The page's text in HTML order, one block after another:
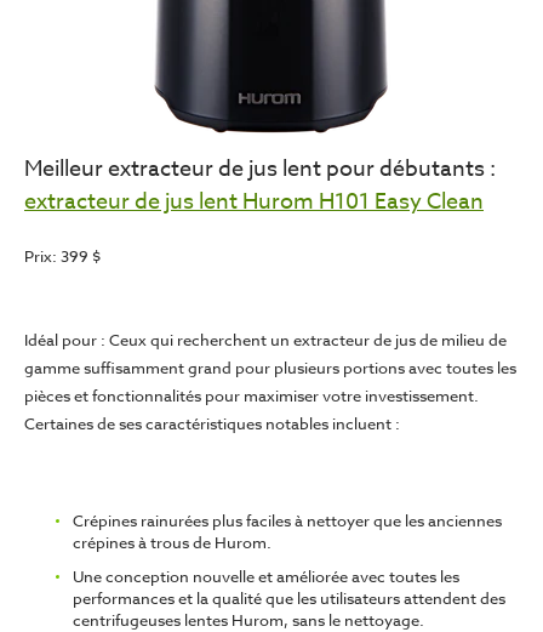
Meilleur extracteur de jus lent pour débutants :
extracteur de jus lent Hurom H101 Easy Clean
Prix: 399 $
Idéal pour : Ceux qui recherchent un extracteur de jus de milieu de
gamme suffisamment grand pour plusieurs portions avec toutes les
pièces et fonctionnalités pour maximiser votre investissement.
Certaines de ses caractéristiques notables incluent :
Crépines rainurées plus faciles à nettoyer que les anciennes
crépines à trous de Hurom.
Une conception nouvelle et améliorée avec toutes les
performances et la qualité que les utilisateurs attendent des
centrifugeuses lentes Hurom, sans le nettoyage.